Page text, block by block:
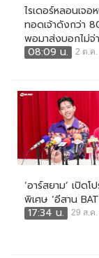
ไรเดอร์หลอนเจอ
ทอดเจ้าดังกว่า
พอมาส่งบอกไม่จ่
08:09 น.
2 ต.ค.
‘อาร์สยาม’ เปิดโ
พิเศษ ‘อีสาน
17:34 น.
29 ส.ค.